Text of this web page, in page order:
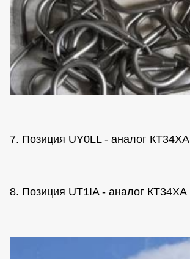
7. Позиция UY0LL - аналог КТ34ХА
8. Позиция UT1IA - аналог КТ34ХА